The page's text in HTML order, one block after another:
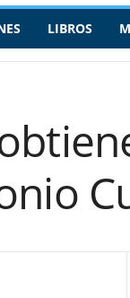
LIBROS